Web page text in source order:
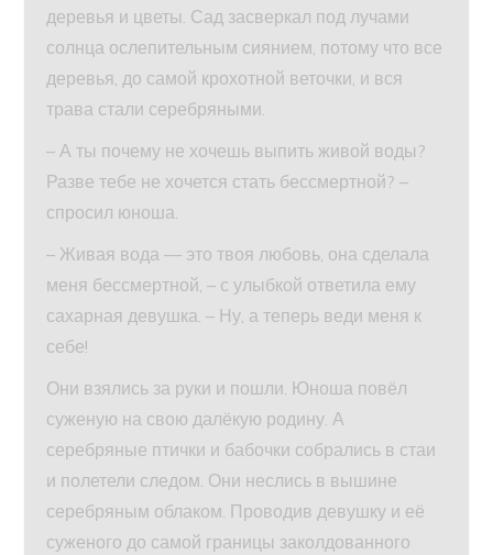
деревья и цветы. Сад засверкал под лучами
солнца ослепительным сиянием, потому что все
деревья, до самой крохотной веточки, и вся
трава стали серебряными.
– А ты почему не хочешь выпить живой воды?
Разве тебе не хочется стать бессмертной? –
спросил юноша.
– Живая вода — это твоя любовь, она сделала
меня бессмертной, – с улыбкой ответила ему
сахарная девушка. – Ну, а теперь веди меня к
себе!
Они взялись за руки и пошли. Юноша повёл
суженую на свою далёкую родину. А
серебряные птички и бабочки собрались в стаи
и полетели следом. Они неслись в вышине
серебряным облаком. Проводив девушку и её
суженого до самой границы заколдованного